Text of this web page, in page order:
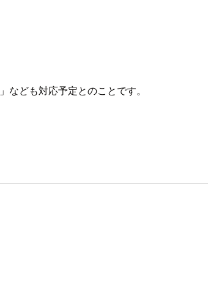
」なども対応予定とのことです。